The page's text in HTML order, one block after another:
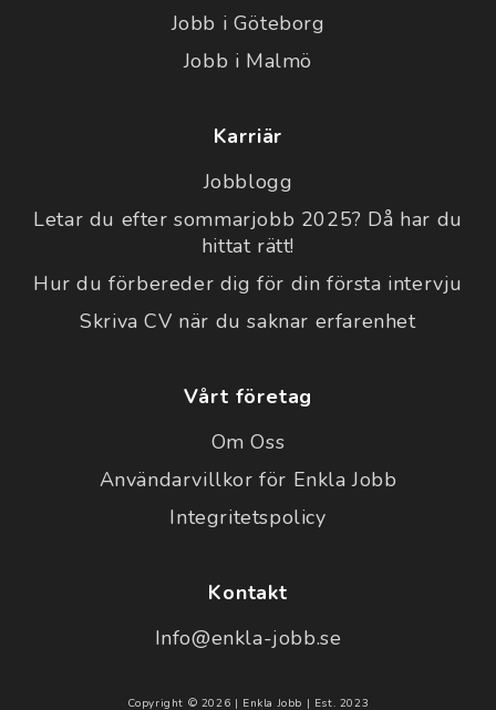
Jobb i Göteborg
Jobb i Malmö
Karriär
Jobblogg
Letar du efter sommarjobb 2025? Då har du
hittat rätt!
Hur du förbereder dig för din första intervju
Skriva CV när du saknar erfarenhet
Vårt företag
Om Oss
Användarvillkor för Enkla Jobb
Integritetspolicy
Kontakt
Info@enkla-jobb.se
Copyright © 2026 | Enkla Jobb | Est. 2023